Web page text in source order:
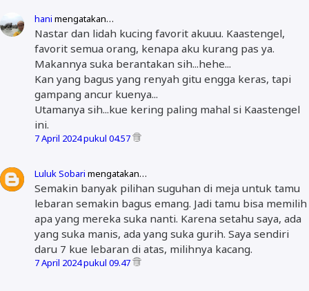
hani mengatakan…
Nastar dan lidah kucing favorit akuuu. Kaastengel,
favorit semua orang, kenapa aku kurang pas ya.
Makannya suka berantakan sih...hehe...
Kan yang bagus yang renyah gitu engga keras, tapi
gampang ancur kuenya...
Utamanya sih...kue kering paling mahal si Kaastengel
ini.
7 April 2024 pukul 04.57
Luluk Sobari mengatakan…
Semakin banyak pilihan suguhan di meja untuk tamu
lebaran semakin bagus emang. Jadi tamu bisa memilih
apa yang mereka suka nanti. Karena setahu saya, ada
yang suka manis, ada yang suka gurih. Saya sendiri
daru 7 kue lebaran di atas, milihnya kacang.
7 April 2024 pukul 09.47